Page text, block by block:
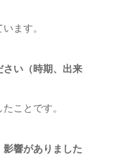
ます。
い（時期、出来
ことです。
響がありました